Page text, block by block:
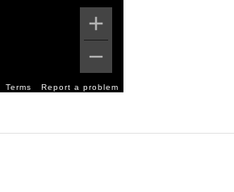
Terms Report a problem